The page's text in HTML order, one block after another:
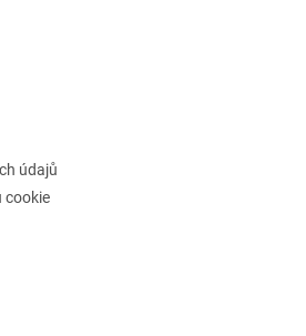
údajů
cookie